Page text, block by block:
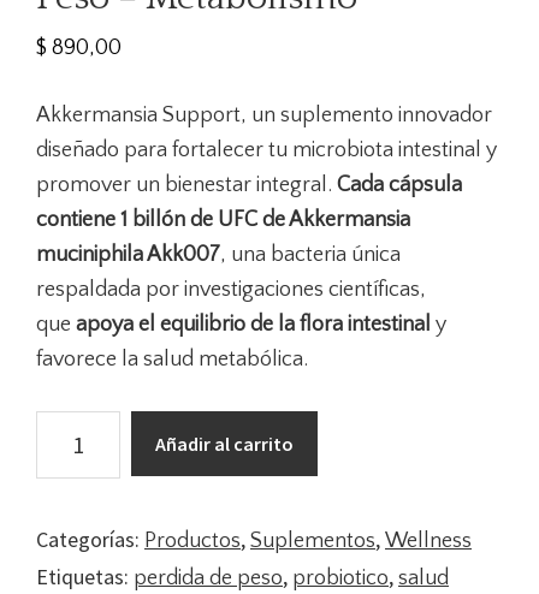
$ 890,00
Akkermansia Support, un suplemento innovador
diseñado para fortalecer tu microbiota intestinal y
promover un bienestar integral. Cada cápsula
contiene 1 billón de UFC de Akkermansia
muciniphila Akk007, una bacteria única
respaldada por investigaciones científicas,
que apoya el equilibrio de la flora intestinal y
favorece la salud metabólica.
Akkermansia
-
Control
Añadir al carrito
Categorías: Productos, Suplementos, Wellness
Etiquetas: perdida de peso, probiotico, salud